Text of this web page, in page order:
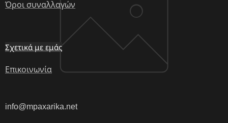
Όροι συναλλαγών
Σχετικά με εμάς
Επικοινωνία
info@mpaxarika.net